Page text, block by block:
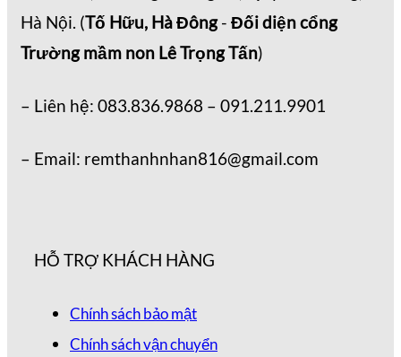
Hà Nội. (Tố Hữu, Hà Đông- Đối diện cổng
Trường mầm non Lê Trọng Tấn)
– Liên hệ: 083.836.9868 – 091.211.9901
– Email: remthanhnhan816@gmail.com
HỖ TRỢ KHÁCH HÀNG
Chính sách bảo mật
Chính sách vận chuyển